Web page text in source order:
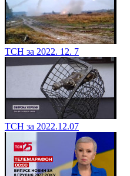
ТСН за 2022. 12. 7
ТСН за 2022.12.07